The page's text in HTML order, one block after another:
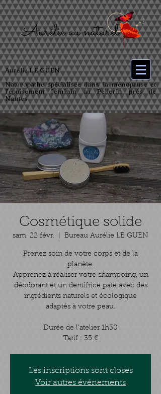
Aurélie LE GUEN
Naturopathe spécialisée dans la ménopause et
l’épuisement féminin au Pellerin près de
Nantes
Cosmétique solide
sam. 22 févr. Bureau Aurélie LE GUEN
Prenez soin de votre corps et de la
planète.
Apprenez à réaliser votre shampoing, un
déodorant et un dentifrice pate avec des
ingrédients naturels et écologique
adaptés à votre peau.
Durée de l’atelier 1h30
Tarif : 35 €
Les inscriptions sont closes
Voir autres événements